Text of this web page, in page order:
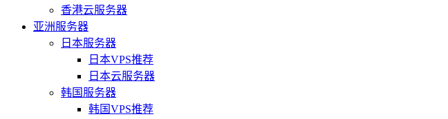
香港云服务器
亚洲服务器
日本服务器
日本VPS推荐
日本云服务器
韩国服务器
韩国VPS推荐